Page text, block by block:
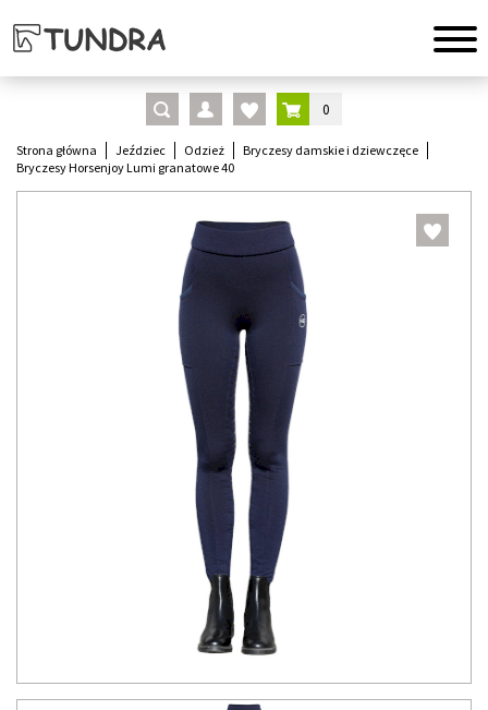
0
Strona główna Jeździec Odzież
Bryczesy damskie i dziewczęce
Bryczesy Horsenjoy Lumi granatowe 40